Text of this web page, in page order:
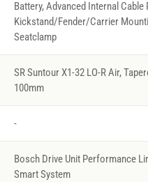
Battery, Advanced Internal Cable
Kickstand/Fender/Carrier
Seatclamp
SR Suntour X1-32 LO-R Air,
100mm
-
Bosch Drive Unit Performance
Smart System